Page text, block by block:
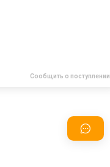
Сообщить о поступлении